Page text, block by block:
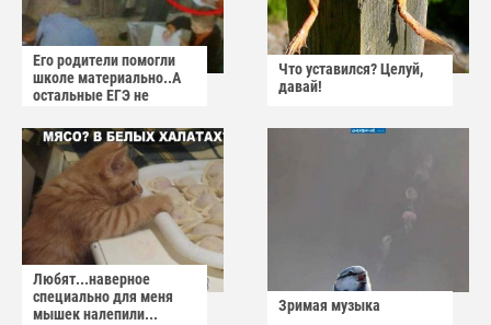
Его родители помогли
школе материально..А
остальные ЕГЭ не
Что уставился? Целуй,
давай!
Любят...наверное
специально для меня
мышек налепили...
Зримая музыка